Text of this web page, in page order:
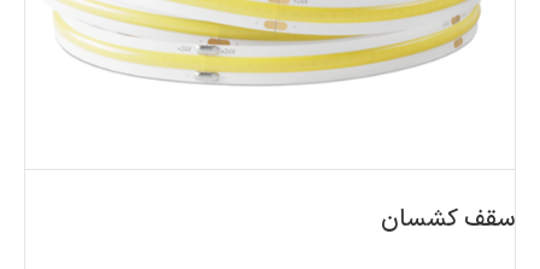
سقف کشسان